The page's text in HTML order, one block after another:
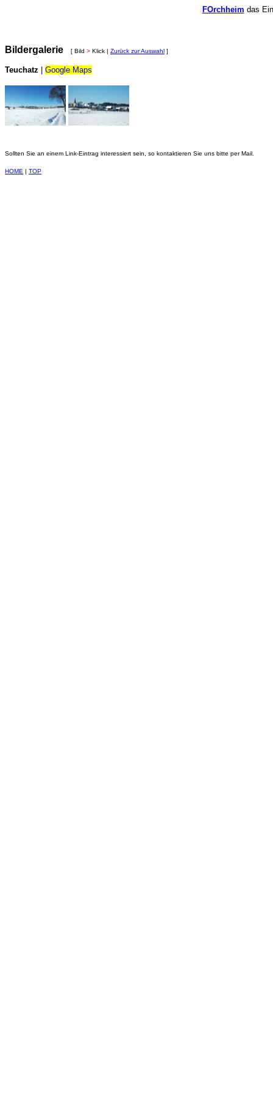
FOrchheim das
Bildergalerie [ Bild > Klick | Zurück zur Auswahl ]
Teuchatz Google Maps
Sollten Sie an einem Link-Eintrag interessiert sein, so kontaktieren Sie uns bitte per Mail.
HOME | TOP